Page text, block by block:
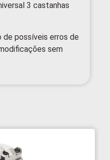
3 castanhas
de possíveis erros de
sem